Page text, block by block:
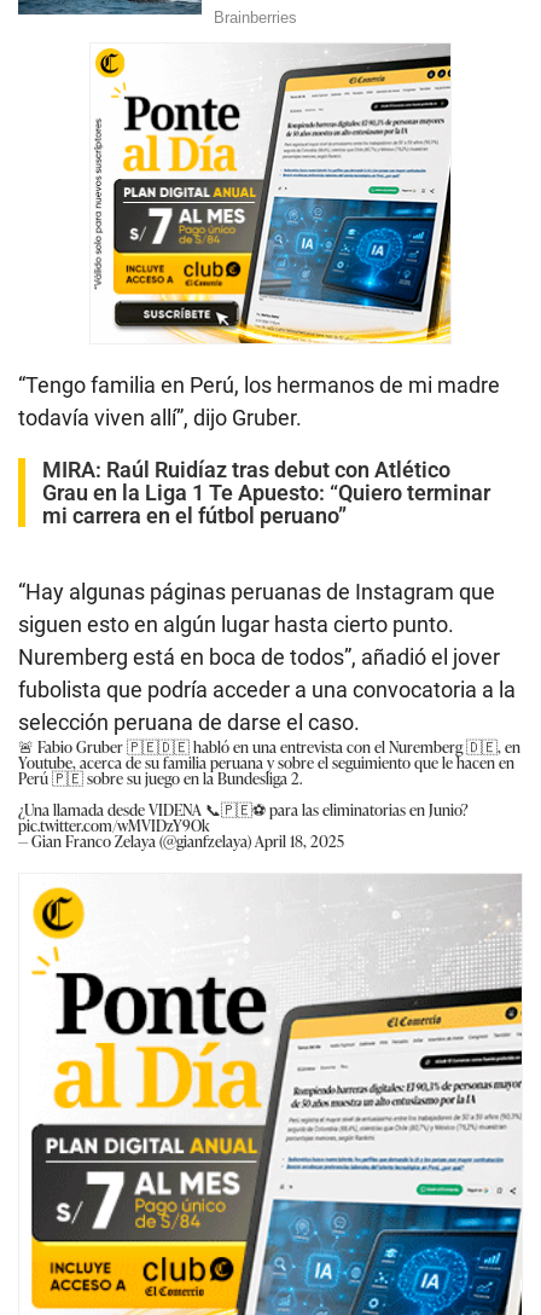
“Tengo familia en Perú, los hermanos de mi madre
todavía viven allí”, dijo Gruber.
MIRA: Raúl Ruidíaz tras debut con Atlético
Grau en la Liga 1 Te Apuesto: “Quiero terminar
mi carrera en el fútbol peruano”
“Hay algunas páginas peruanas de Instagram que
siguen esto en algún lugar hasta cierto punto.
Nuremberg está en boca de todos”, añadió el jover
fubolista que podría acceder a una convocatoria a la
selección peruana de darse el caso.
🚨 Fabio Gruber 🇵🇪🇩🇪 habló en una entrevista con el Nuremberg 🇩🇪, en
Youtube, acerca de su familia peruana y sobre el seguimiento que le hacen en
Perú 🇵🇪 sobre su juego en la Bundesliga 2.
¿Una llamada desde VIDENA 📞🇵🇪⚽️ para las eliminatorias en Junio?
pic.twitter.com/wMVIDzY9Ok
— Gian Franco Zelaya (@gianfzelaya)April 18, 2025